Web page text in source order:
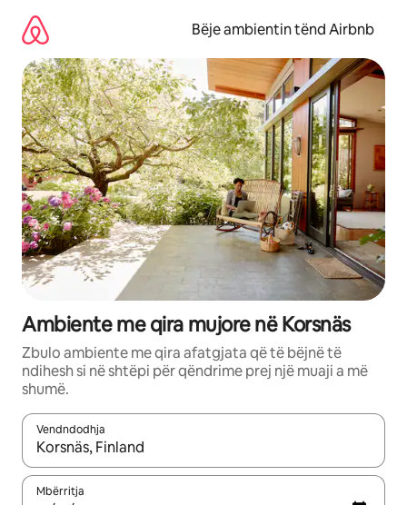
përmbajtja
Bëje ambientin tënd Airbnb
Ambiente me qira mujore në Korsnäs
Zbulo ambiente me qira afatgjata që të bëjnë të
ndihesh si në shtëpi për qëndrime prej një muaji a më
shumë.
Vendndodhja
Kur rezultatet të jenë të disponueshme, lëviz me butonat e
Mbërritja